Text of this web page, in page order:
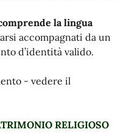
la lingua
accompagnati da un
d’identità valido.
- vedere il
RELIGIOSO